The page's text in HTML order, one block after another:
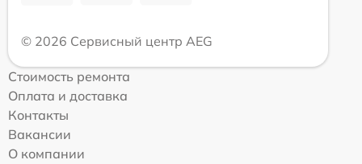
© 2026 Сервисный центр AEG
Стоимость ремонта
Оплата и доставка
Контакты
Вакансии
О компании